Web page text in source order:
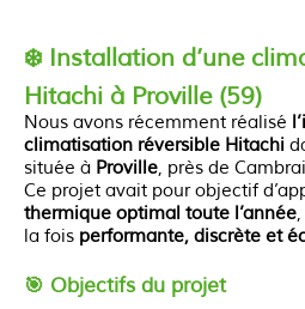
❄️ Installation d’une
Hitachi à Proville (59)
Nous avons récemment réalisé
climatisation réversible Hitachi
située à Proville, près de
Ce projet avait pour objectif
thermique optimal toute l’année
la fois performante, discrète et
🎯 Objectifs du projet